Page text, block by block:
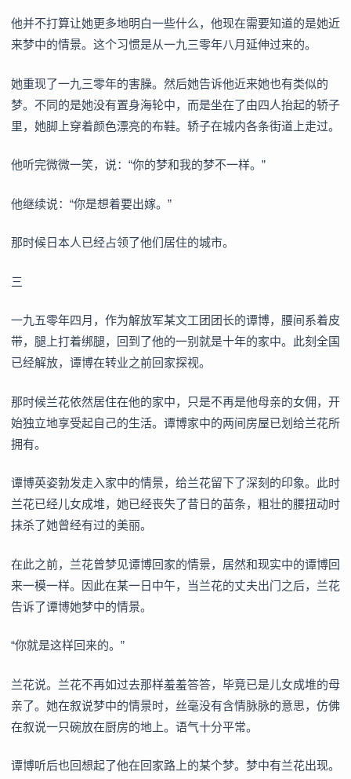
他并不打算让她更多地明白一些什么，他现在需要知道的是她近
来梦中的情景。这个习惯是从一九三零年八月延伸过来的。
她重现了一九三零年的害臊。然后她告诉他近来她也有类似的
梦。不同的是她没有置身海轮中，而是坐在了由四人抬起的轿子
里，她脚上穿着颜色漂亮的布鞋。轿子在城内各条街道上走过。
他听完微微一笑，说：“你的梦和我的梦不一样。”
他继续说：“你是想着要出嫁。”
那时候日本人已经占领了他们居住的城市。
三
一九五零年四月，作为解放军某文工团团长的谭博，腰间系着皮
带，腿上打着绑腿，回到了他的一别就是十年的家中。此刻全国
已经解放，谭博在转业之前回家探视。
那时候兰花依然居住在他的家中，只是不再是他母亲的女佣，开
始独立地享受起自己的生活。谭博家中的两间房屋已划给兰花所
拥有。
谭博英姿勃发走入家中的情景，给兰花留下了深刻的印象。此时
兰花已经儿女成堆，她已经丧失了昔日的苗条，粗壮的腰扭动时
抹杀了她曾经有过的美丽。
在此之前，兰花曾梦见谭博回家的情景，居然和现实中的谭博回
来一模一样。因此在某一日中午，当兰花的丈夫出门之后，兰花
告诉了谭博她梦中的情景。
“你就是这样回来的。”
兰花说。兰花不再如过去那样羞羞答答，毕竟已是儿女成堆的母
亲了。她在叙说梦中的情景时，丝毫没有含情脉脉的意思，仿佛
在叙说一只碗放在厨房的地上。语气十分平常。
谭博听后也回想起了他在回家路上的某个梦。梦中有兰花出现。